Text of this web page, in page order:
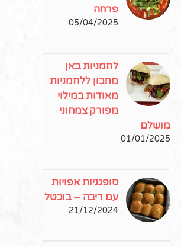
פרחה
05/04/2025
לחמניות באן
מתכון ללחמניות
מאודות במילוי
מפורק צמחוני
מושלם
01/01/2025
סופגניות אפויות
עם ריבה – בוכטל
21/12/2024